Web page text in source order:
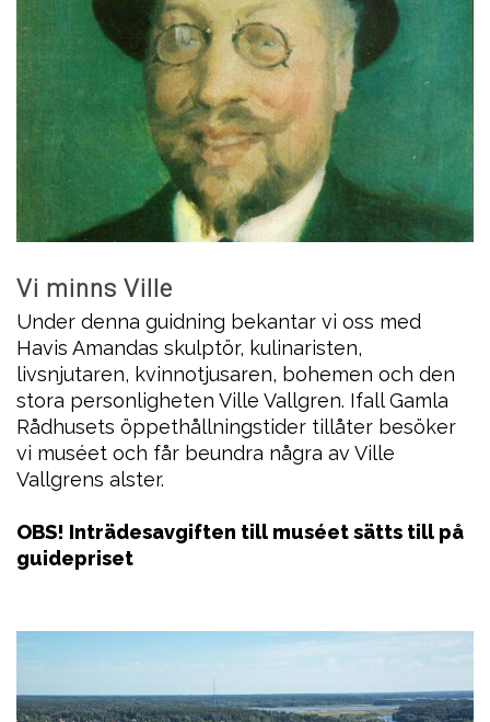
Vi minns Ville
Under denna guidning bekantar vi oss med
Havis Amandas skulptör, kulinaristen,
livsnjutaren, kvinnotjusaren, bohemen och den
stora personligheten Ville Vallgren. Ifall Gamla
Rådhusets öppethållningstider tillåter besöker
vi muséet och får beundra några av Ville
Vallgrens alster.
OBS! Inträdesavgiften till muséet sätts till på
guidepriset